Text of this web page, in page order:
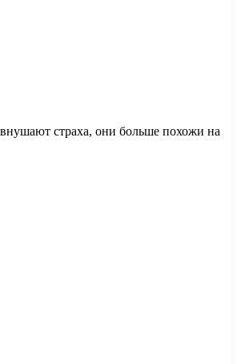
страха, они больше похожи на